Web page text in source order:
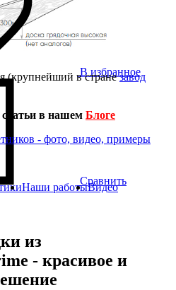
В избранное
Сравнить
(крупнейший в странезавод
статьи в нашем Блоге
- фото, видео, примеры
Наши работыВидео
из
- красивое и